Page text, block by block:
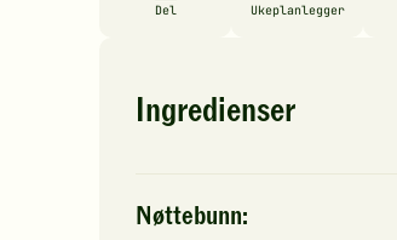
Del Ukeplanlegger
Ingredienser
Nøttebunn: